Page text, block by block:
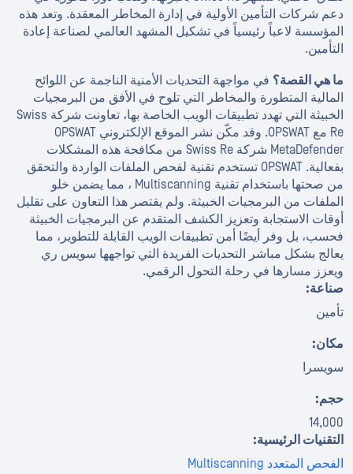
دعم شركات التأمين الأولية في إدارة المخاطر المعقدة. وتعد هذه
المؤسسة لاعباً رئيسياً في تشكيل المشهد العالمي لصناعة إعادة
التأمين.
ما هي القصة؟ في مواجهة التحديات الأمنية الناجمة عن اللوائح
المالية المتطورة والمخاطر التي تلوح في الأفق من البرمجيات
الخبيثة التي تهدد تطبيقات الويب الخاصة بها، تعاونت شركة Swiss
Re مع OPSWAT. وقد مكّن نشر الموقع الإلكتروني OPSWAT
MetaDefender شركة Swiss Re من مكافحة هذه المشكلات
بفعالية. OPSWAT تستخدم تقنية لفحص الملفات الواردة والتحقق
من صحتها باستخدام تقنية Multiscanning ، مما يضمن خلو
الملفات من البرمجيات الخبيثة. ولم يقتصر هذا التعاون على تقليل
أوقات الاستجابة وتعزيز الكشف المتقدم عن البرمجيات الخبيثة
فحسب، بل وفر أيضًا أمن تطبيقات الويب القابلة للتطوير، مما
يعالج بشكل مباشر التحديات الفريدة التي تواجهها سويس ري
ويعزز مسارها في رحلة التحول الرقمي.
صناعة:
تأمين
مكان:
سويسرا
حجم:
14,000
التقنيات الرئيسية:
الفحص المتعدد Multiscanning